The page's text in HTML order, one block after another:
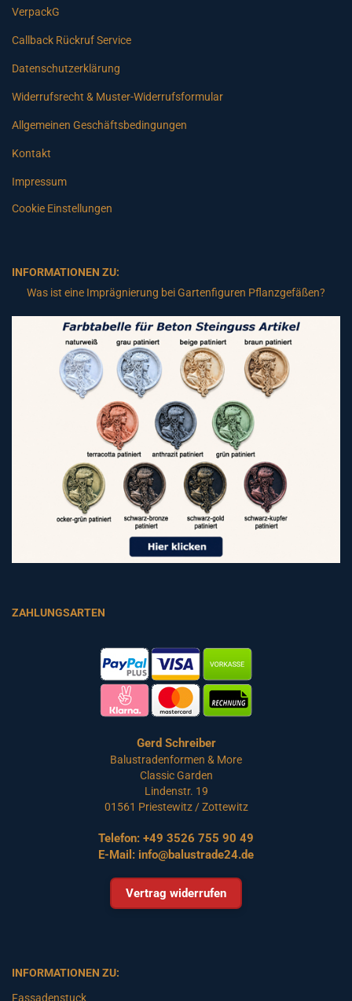
VerpackG
Callback Rückruf Service
Datenschutzerklärung
Widerrufsrecht & Muster-Widerrufsformular
Allgemeinen Geschäftsbedingungen
Kontakt
Impressum
Cookie Einstellungen
INFORMATIONEN ZU:
Was ist eine Imprägnierung bei Gartenfiguren Pflanzgefäßen?
ZAHLUNGSARTEN
Gerd Schreiber
Balustradenformen & More
Classic Garden
Lindenstr. 19
01561 Priestewitz / Zottewitz
Telefon: +49 3526 755 90 49
E-Mail: info@balustrade24.de
Vertrag widerrufen
INFORMATIONEN ZU:
Fassadenstuck